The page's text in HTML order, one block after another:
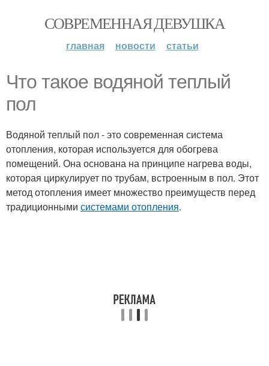
СОВРЕМЕННАЯ ДЕВУШКА
главная новости статьи
Что такое водяной теплый
пол
Водяной теплый пол - это современная система
отопления, которая используется для обогрева
помещений. Она основана на принципе нагрева воды,
которая циркулирует по трубам, встроенным в пол. Этот
метод отопления имеет множество преимуществ перед
традиционными системами отопления.